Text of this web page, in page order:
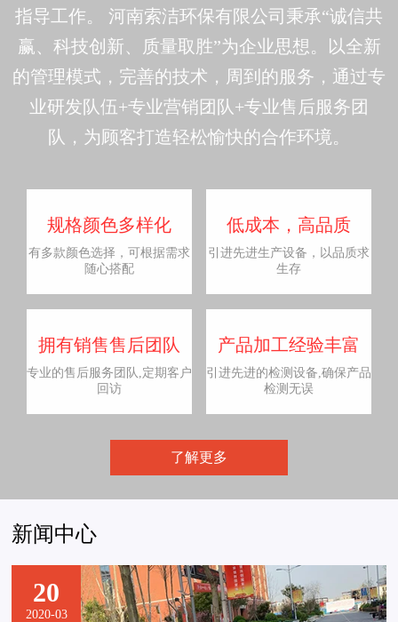
指导工作。 河南索洁环保有限公司秉承“诚信共
赢、科技创新、质量取胜”为企业思想。以全新
的管理模式，完善的技术，周到的服务，通过专
业研发队伍+专业营销团队+专业售后服务团
队，为顾客打造轻松愉快的合作环境。
规格颜色多样化
有多款颜色选择，可根据需求
随心搭配
低成本，高品质
引进先进生产设备，以品质求
生存
拥有销售售后团队
专业的售后服务团队,定期客户
回访
产品加工经验丰富
引进先进的检测设备,确保产品
检测无误
了解更多
新闻中心
20
2020-03